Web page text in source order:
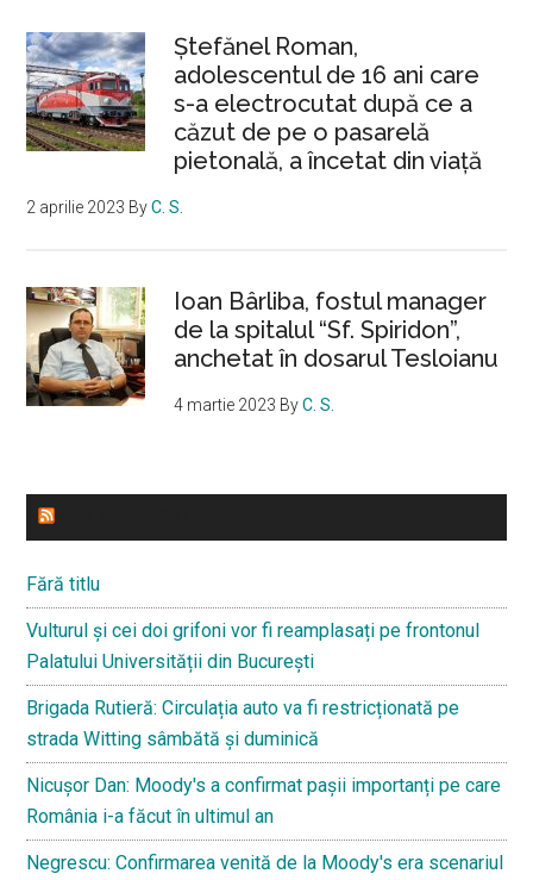
Ştefănel Roman,
adolescentul de 16 ani care
s-a electrocutat după ce a
căzut de pe o pasarelă
pietonală, a încetat din viață
2 aprilie 2023 ByC. S.
Ioan Bârliba, fostul manager
de la spitalul “Sf. Spiridon”,
anchetat în dosarul Tesloianu
4 martie 2023 ByC. S.
Fără titlu
Vulturul și cei doi grifoni vor fi reamplasați pe frontonul
Palatului Universității din București
Brigada Rutieră: Circulația auto va fi restricționată pe
strada Witting sâmbătă și duminică
Nicușor Dan: Moody's a confirmat pașii importanți pe care
România i-a făcut în ultimul an
Negrescu: Confirmarea venită de la Moody's era scenariul